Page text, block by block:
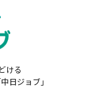
ける
日ジョブ」